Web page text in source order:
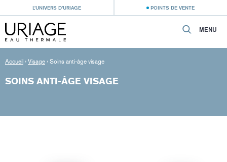
L’UNIVERS D’URIAGE POINTS DE VENTE
MENU
Accueil › Visage › Soins anti-âge visage
SOINS ANTI-ÂGE VISAGE